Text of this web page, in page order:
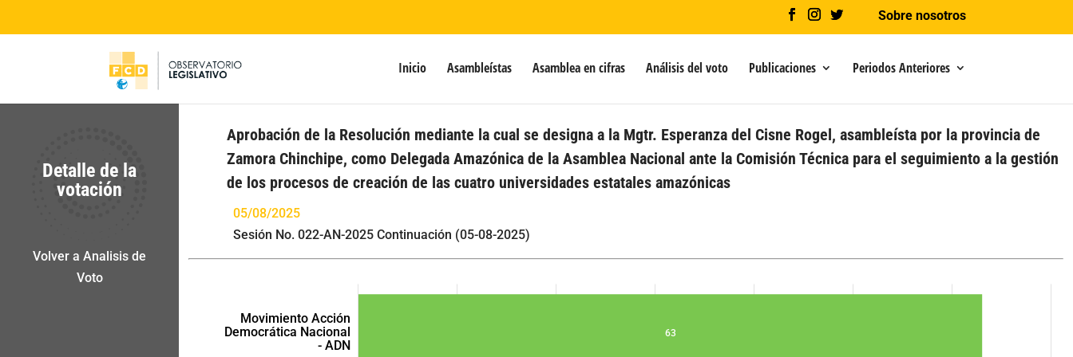
Sobre nosotros
Inicio Asambleístas Asamblea en cifras Análisis del voto Publicaciones Periodos Anteriores
Detalle de la
votación
Volver a Analisis de
Voto
Aprobación de la Resolución mediante la cual se designa a la Mgtr. Esperanza del Cisne Rogel, asambleísta por la provincia de
Zamora Chinchipe, como Delegada Amazónica de la Asamblea Nacional ante la Comisión Técnica para el seguimiento a la gestión
de los procesos de creación de las cuatro universidades estatales amazónicas
05/08/2025
Sesión No. 022-AN-2025 Continuación (05-08-2025)
63
Movimiento Acción
Democrática Nacional
- ADN